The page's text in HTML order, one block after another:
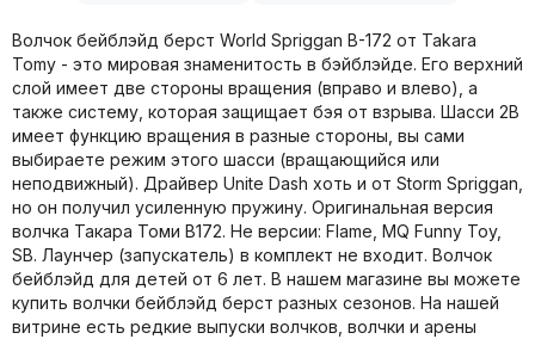
Волчок бейблэйд берст World Spriggan B-172 от Takara
Tomy - это мировая знаменитость в бэйблэйде. Его верхний
слой имеет две стороны вращения (вправо и влево), а
также систему, которая защищает бэя от взрыва. Шасси 2B
имеет функцию вращения в разные стороны, вы сами
выбираете режим этого шасси (вращающийся или
неподвижный). Драйвер Unite Dash хоть и от Storm Spriggan,
но он получил усиленную пружину. Оригинальная версия
волчка Такара Томи B172. Не версии: Flame, MQ Funny Toy,
SB. Лаунчер (запускатель) в комплект не входит. Волчок
бейблэйд для детей от 6 лет. В нашем магазине вы можете
купить волчки бейблэйд берст разных сезонов. На нашей
витрине есть редкие выпуски волчков, волчки и арены